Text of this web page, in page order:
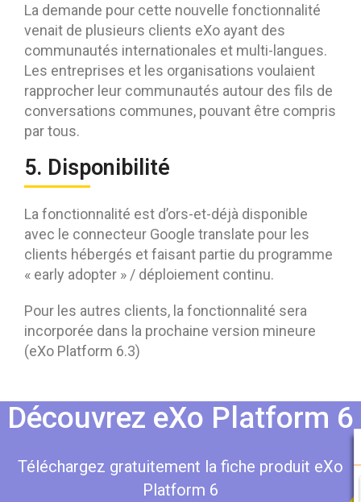
La demande pour cette nouvelle fonctionnalité
venait de plusieurs clients eXo ayant des
communautés internationales et multi-langues.
Les entreprises et les organisations voulaient
rapprocher leur communautés autour des fils de
conversations communes, pouvant être compris
par tous.
5. Disponibilité
La fonctionnalité est d’ors-et-déjà disponible
avec le connecteur Google translate pour les
clients hébergés et faisant partie du programme
« early adopter » / déploiement continu.
Pour les autres clients, la fonctionnalité sera
incorporée dans la prochaine version mineure
(eXo Platform 6.3)
Découvrez eXo Platform 6
Téléchargez gratuitement la fiche produit eXo
Platform 6